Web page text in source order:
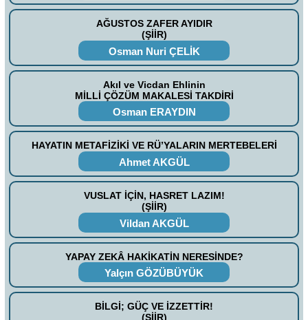
AĞUSTOS ZAFER AYIDIR
(ŞİİR)
Osman Nuri ÇELİK
Akıl ve Vicdan Ehlinin
MİLLİ ÇÖZÜM MAKALESİ TAKDİRİ
Osman ERAYDIN
HAYATIN METAFİZİKİ VE RÜ’YALARIN MERTEBELERİ
Ahmet AKGÜL
VUSLAT İÇİN, HASRET LAZIM!
(ŞİİR)
Vildan AKGÜL
YAPAY ZEKÂ HAKİKATİN NERESİNDE?
Yalçın GÖZÜBÜYÜK
BİLGİ; GÜÇ VE İZZETTİR!
(ŞİİR)